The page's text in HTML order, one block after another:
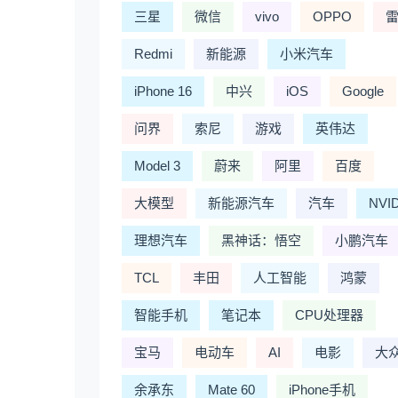
三星 微信 vivo OPPO
Redmi 新能源 小米汽车
iPhone 16 中兴 iOS Google
问界 索尼 游戏 英伟达
Model 3 蔚来 阿里 百度
大模型 新能源汽车 汽车
理想汽车 黑神话：悟空 小鹏汽车
TCL 丰田 人工智能 鸿蒙
智能手机 笔记本 CPU处理器
宝马 电动车 AI 电影 大
余承东 Mate 60 iPhone手机